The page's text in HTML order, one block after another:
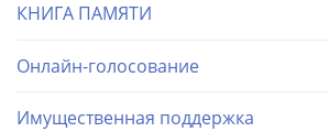
КНИГА ПАМЯТИ
Онлайн-голосование
Имущественная поддержка